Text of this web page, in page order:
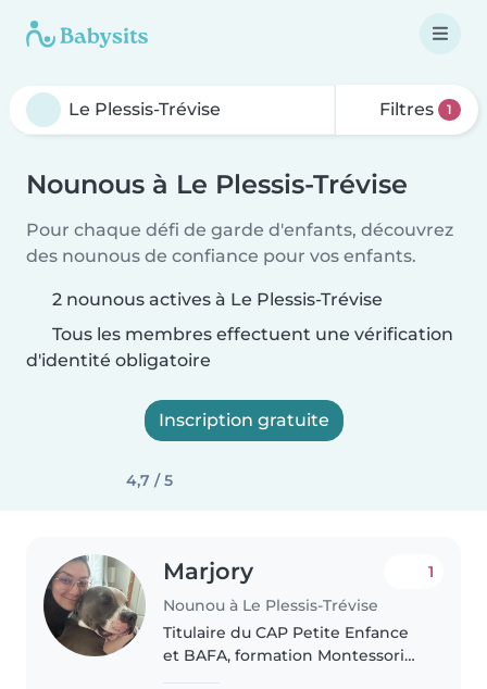
Filtres 1
Nounous à Le Plessis-Trévise
Pour chaque défi de garde d'enfants, découvrez
des nounous de confiance pour vos enfants.
2 nounous actives à Le Plessis-Trévise
Tous les membres effectuent une vérification
d'identité obligatoire
Inscription gratuite
4,7 / 5
Marjory
Nounou à Le Plessis-Trévise
1
Titulaire du CAP Petite Enfance
et BAFA, formation Montessori